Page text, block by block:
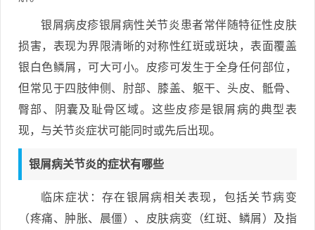
银屑病皮疹银屑病性关节炎患者常伴随特征性皮肤
损害，表现为界限清晰的对称性红斑或斑块，表面覆盖
银白色鳞屑，可大可小。皮疹可发生于全身任何部位，
但常见于四肢伸侧、肘部、膝盖、躯干、头皮、骶骨、
臀部、阴囊及耻骨区域。这些皮疹是银屑病的典型表
现，与关节炎症状可能同时或先后出现。
银屑病关节炎的症状有哪些
临床症状：存在银屑病相关表现，包括关节病变
（疼痛、肿胀、晨僵）、皮肤病变（红斑、鳞屑）及指